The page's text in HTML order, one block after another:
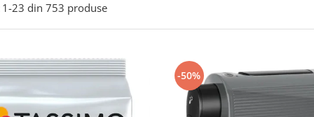
1-23 din 753 produse
-50%